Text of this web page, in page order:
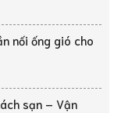
nối ống gió cho
sạn – Vận